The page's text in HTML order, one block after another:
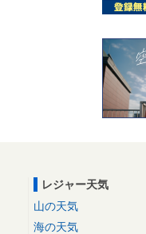
レジャー天気
山の天気
海の天気